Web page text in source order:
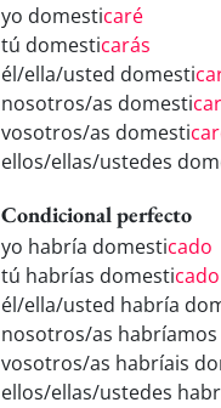
yo domesticaré
tú domesticarás
él/ella/usted domesti
nosotros/as domesti
vosotros/as domesti
ellos/ellas/ustedes
Condicional perfecto
yo habría domesticado
tú habrías domesticado
él/ella/usted habría
nosotros/as
vosotros/as habríais
ellos/ellas/ustedes